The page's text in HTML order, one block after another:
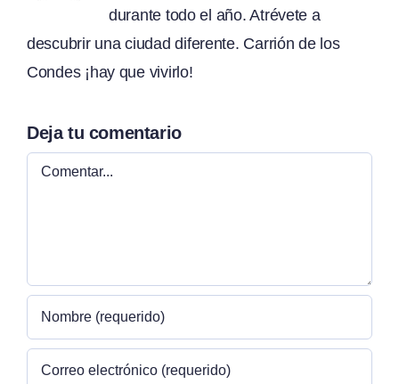
durante todo el año. Atrévete a
descubrir una ciudad diferente. Carrión de los
Condes ¡hay que vivirlo!
Deja tu comentario
Comentar